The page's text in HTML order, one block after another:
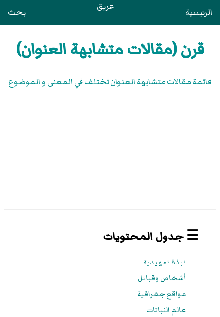
الرئيسية عريق بحث
قرن (مقالات متشابهة العنوان)
قائمة مقالات متشابهة العنوان تختلف في المعنى و الموضوع
☰ جدول المحتويات
نبذة تمهيدية
أشخاص وقبائل
مواقع جغرافية
عالم النباتات